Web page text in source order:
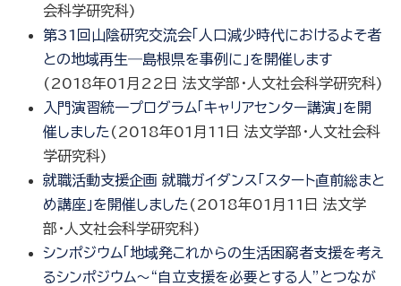
会科学研究科)
第31回山陰研究交流会「人口減少時代におけるよそ者
との地域再生―島根県を事例に」を開催します
( 2018年01月22日 法文学部・人文社会科学研究科)
入門演習統一プログラム「キャリアセンター講演」を開
催しました ( 2018年01月11日 法文学部・人文社会科
学研究科)
就職活動支援企画 就職ガイダンス「スタート直前総まと
め講座」を開催しました ( 2018年01月11日 法文学
部・人文社会科学研究科)
シンポジウム「地域発これからの生活困窮者支援を考え
るシンポジウム～“自立支援を必要とする人”とつなが